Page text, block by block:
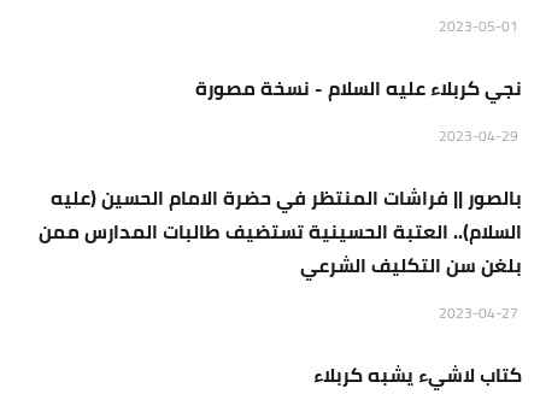
منبر الجمعة
نجي كربلاء عليه السلام - نسخة مصورة
منبر الجمعة
بالصور || فراشات المنتظر في حضرة الامام الحسين (عليه
السلام).. العتبة الحسينية تستضيف طالبات المدارس ممن
بلغن سن التكليف الشرعي
منبر الجمعة
كتاب لاشيء يشبه كربلاء